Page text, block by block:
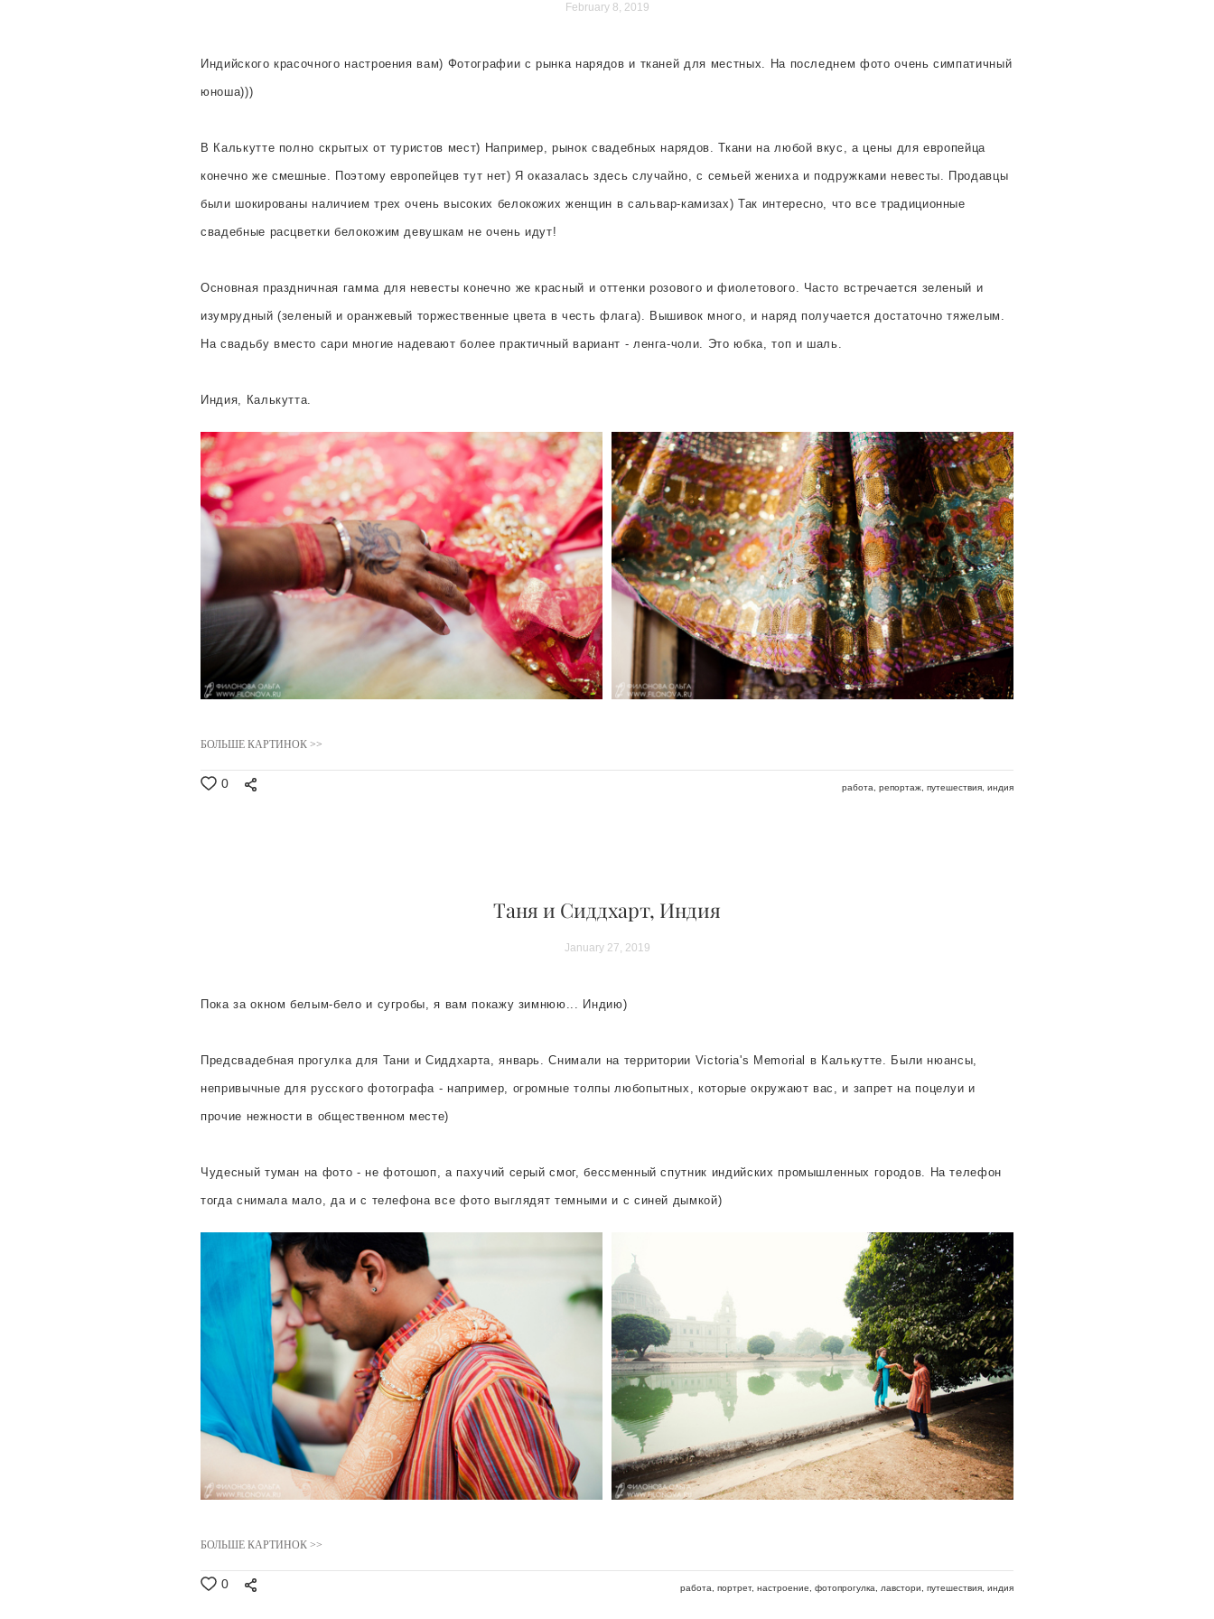
February 8, 2019
Индийского красочного настроения вам) Фотографии с рынка нарядов и тканей для местных. На последнем фото очень симпатичный
юноша)))
В Калькутте полно скрытых от туристов мест) Например, рынок свадебных нарядов. Ткани на любой вкус, а цены для европейца
конечно же смешные. Поэтому европейцев тут нет) Я оказалась здесь случайно, с семьей жениха и подружками невесты. Продавцы
были шокированы наличием трех очень высоких белокожих женщин в сальвар-камизах) Так интересно, что все традиционные
свадебные расцветки белокожим девушкам не очень идут!
Основная праздничная гамма для невесты конечно же красный и оттенки розового и фиолетового. Часто встречается зеленый и
изумрудный (зеленый и оранжевый торжественные цвета в честь флага). Вышивок много, и наряд получается достаточно тяжелым.
На свадьбу вместо сари многие надевают более практичный вариант - ленга-чоли. Это юбка, топ и шаль.
Индия, Калькутта.
БОЛЬШЕ КАРТИНОК >>
0 работа репортаж путешествия индия
Таня и Сиддхарт, Индия
January 27, 2019
Пока за окном белым-бело и сугробы, я вам покажу зимнюю... Индию)
Предсвадебная прогулка для Тани и Сиддхарта, январь. Снимали на территории Victoria's Memorial в Калькутте. Были нюансы,
непривычные для русского фотографа - например, огромные толпы любопытных, которые окружают вас, и запрет на поцелуи и
прочие нежности в общественном месте)
Чудесный туман на фото - не фотошоп, а пахучий серый смог, бессменный спутник индийских промышленных городов. На телефон
тогда снимала мало, да и с телефона все фото выглядят темными и с синей дымкой)
БОЛЬШЕ КАРТИНОК >>
0 работа портрет настроение фотопрогулка лавстори путешествия индия